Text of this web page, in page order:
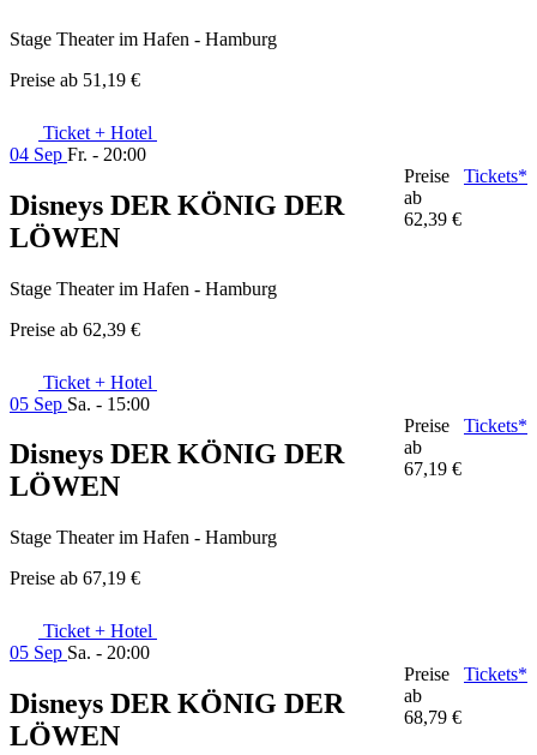
Stage Theater im Hafen - Hamburg
Preise ab 51,19 €
Ticket + Hotel
04 Sep Fr. - 20:00
Disneys DER KÖNIG DER
LÖWEN
Stage Theater im Hafen - Hamburg
Preise ab 62,39 €
Preise
ab
62,39 €
Tickets*
Ticket + Hotel
05 Sep Sa. - 15:00
Disneys DER KÖNIG DER
LÖWEN
Stage Theater im Hafen - Hamburg
Preise ab 67,19 €
Preise
ab
67,19 €
Tickets*
Ticket + Hotel
05 Sep Sa. - 20:00
Disneys DER KÖNIG DER
LÖWEN
Preise
ab
68,79 €
Tickets*